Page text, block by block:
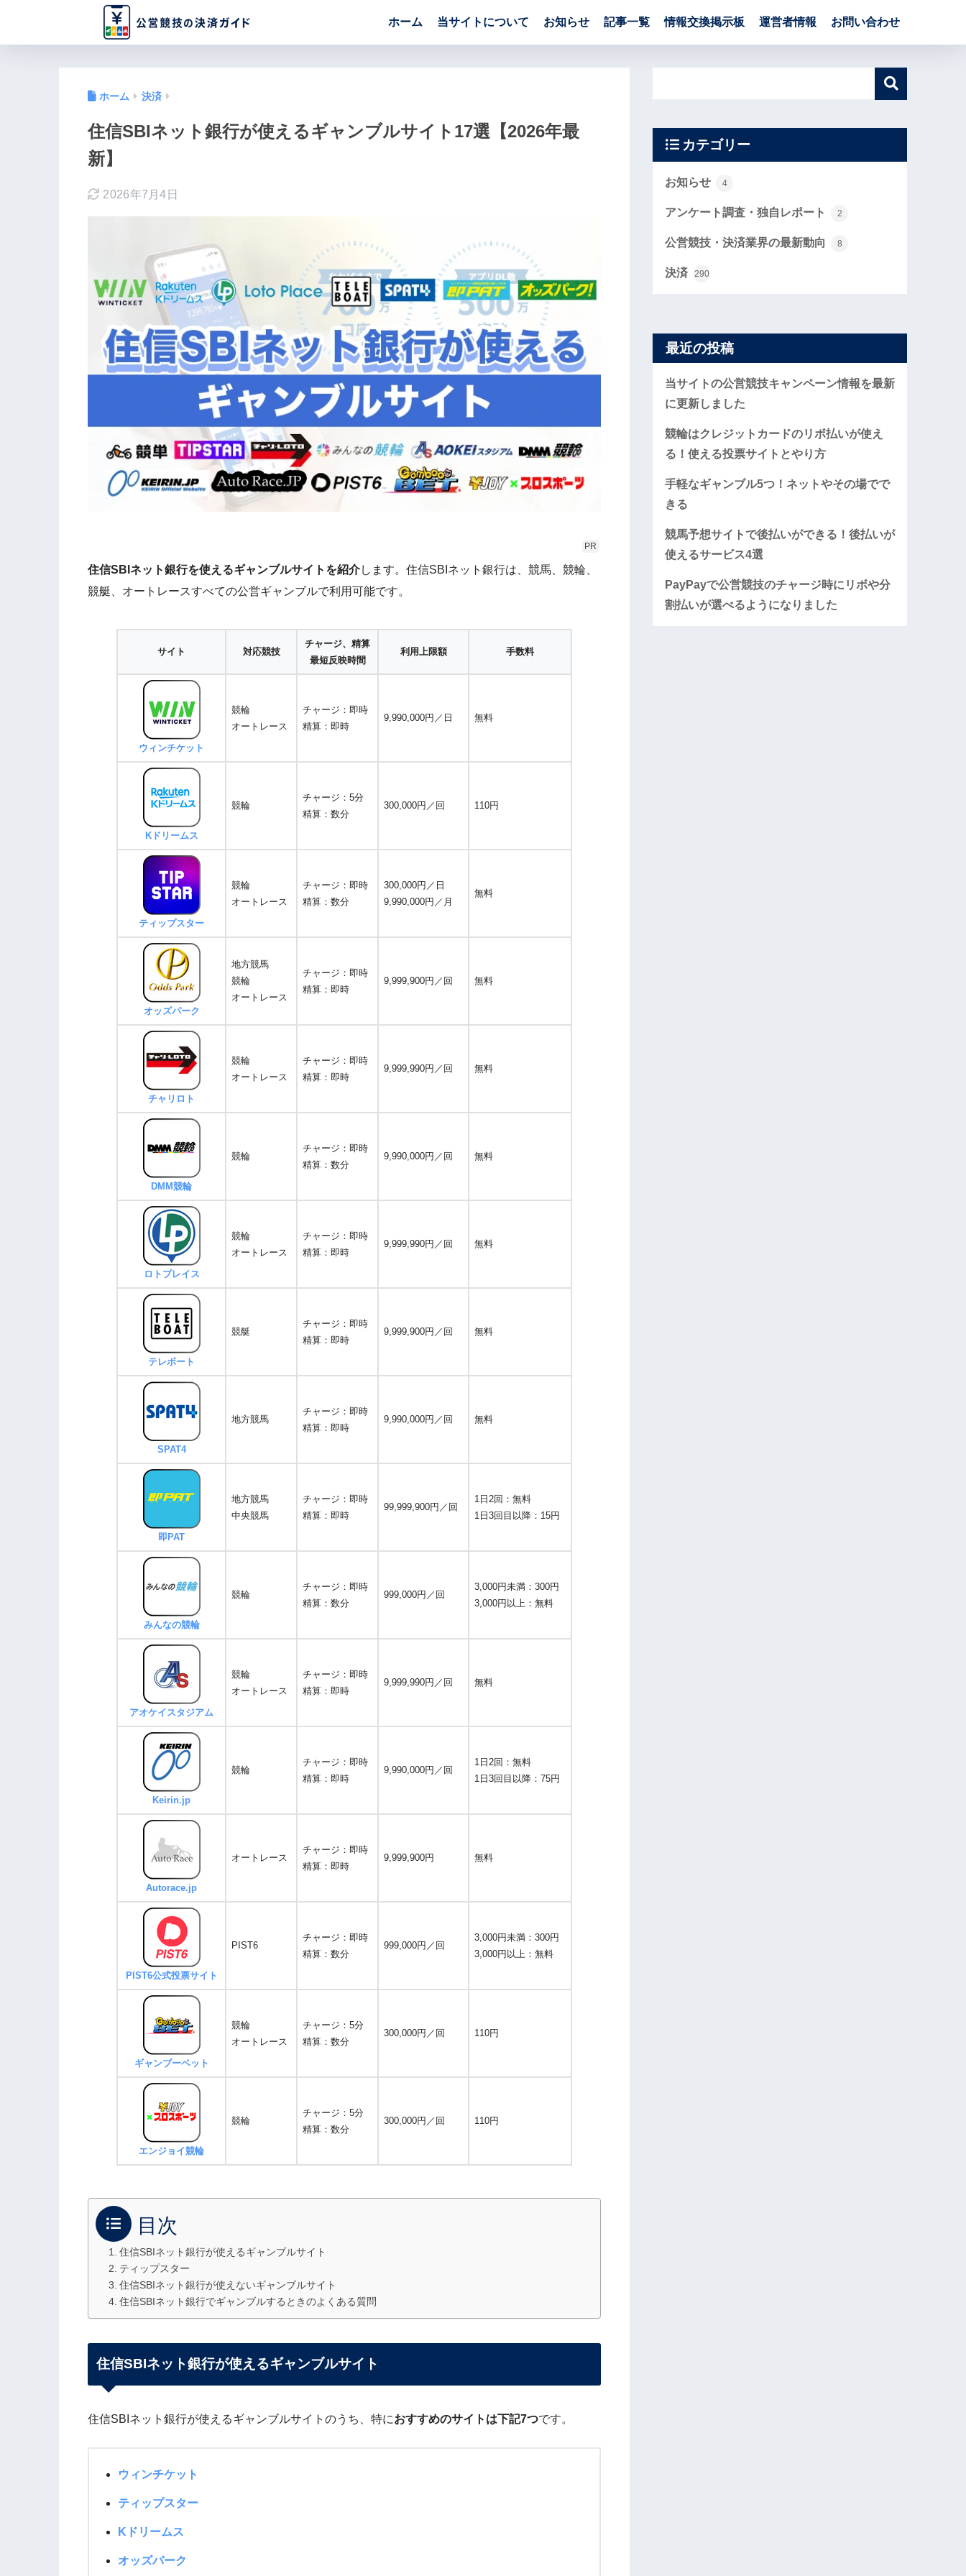
ホーム 当サイトについて お知らせ 記事一覧 情報交換掲示板 運営者情報 お問い合わせ
ホーム 決済
住信SBIネット銀行が使えるギャンブルサイト17選【2026年最
新】
2026年7月4日
PR
住信SBIネット銀行を使えるギャンブルサイトを紹介します。住信SBIネット銀行は、競馬、競輪、
競艇、オートレースすべての公営ギャンブルで利用可能です。
サイト 対応競技
チャージ、精算
最短反映時間
利用上限額 手数料
ウィンチケット
競輪
オートレース
チャージ：即時
精算：即時
9,990,000円／日 無料
Kドリームス
競輪
チャージ：5分
精算：数分
300,000円／回 110円
ティップスター
競輪
オートレース
チャージ：即時
精算：数分
300,000円／日
9,990,000円／月
無料
オッズパーク
地方競馬
競輪
オートレース
チャージ：即時
精算：即時
9,999,900円／回 無料
チャリロト
競輪
オートレース
チャージ：即時
精算：即時
9,999,990円／回 無料
DMM競輪
競輪
チャージ：即時
精算：数分
9,990,000円／回 無料
ロトプレイス
競輪
オートレース
チャージ：即時
精算：即時
9,999,990円／回 無料
テレボート
競艇
チャージ：即時
精算：即時
9,999,900円／回 無料
SPAT4
地方競馬
チャージ：即時
精算：即時
9,990,000円／回 無料
即PAT
地方競馬
中央競馬
チャージ：即時
精算：即時
99,999,900円／回
1日2回：無料
1日3回目以降：15円
みんなの競輪
競輪
チャージ：即時
精算：数分
999,000円／回
3,000円未満：300円
3,000円以上：無料
アオケイスタジアム
競輪
オートレース
チャージ：即時
精算：即時
9,999,990円／回 無料
Keirin.jp
競輪
チャージ：即時
精算：即時
9,990,000円／回
1日2回：無料
1日3回目以降：75円
Autorace.jp
オートレース
チャージ：即時
精算：即時
9,999,900円 無料
PIST6公式投票サイト
PIST6
チャージ：即時
精算：数分
999,000円／回
3,000円未満：300円
3,000円以上：無料
ギャンブーベット
競輪
オートレース
チャージ：5分
精算：数分
300,000円／回 110円
エンジョイ競輪
競輪
チャージ：5分
精算：数分
300,000円／回 110円
目次
住信SBIネット銀行が使えるギャンブルサイト
ティップスター
住信SBIネット銀行が使えないギャンブルサイト
住信SBIネット銀行でギャンブルするときのよくある質問
住信SBIネット銀行が使えるギャンブルサイト
住信SBIネット銀行が使えるギャンブルサイトのうち、特におすすめのサイトは下記7つです。
ウィンチケット
ティップスター
Kドリームス
オッズパーク
カテゴリー
お知らせ 4
アンケート調査・独自レポート 2
公営競技・決済業界の最新動向 8
決済 290
最近の投稿
当サイトの公営競技キャンペーン情報を最新
に更新しました
競輪はクレジットカードのリボ払いが使え
る！使える投票サイトとやり方
手軽なギャンブル5つ！ネットやその場でで
きる
競馬予想サイトで後払いができる！後払いが
使えるサービス4選
PayPayで公営競技のチャージ時にリボや分
割払いが選べるようになりました